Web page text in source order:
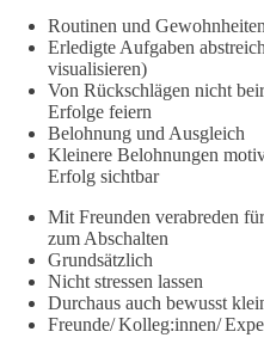
Routinen und
Erledigte Aufgaben
visualisieren)​
Von Rückschlägen nicht
Erfolge feiern​
Belohnung und Ausgleich​
Kleinere Belohnungen
Erfolg sichtbar​
Mit Freunden verabreden
zum Abschalten​
Grundsätzlich​
Nicht stressen lassen​
Durchaus auch bewusst
Freunde/ Kolleg:innen/